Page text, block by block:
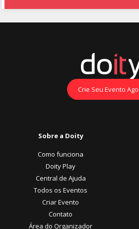
Crie Seu Evento
Sobre a Doity
Como funciona
Doity Play
Central de Ajuda
Todos os Eventos
Criar Evento
Contato
Área do Organizador